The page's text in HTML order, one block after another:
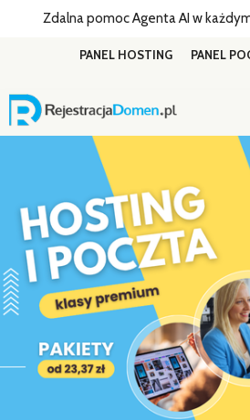
Zdalna pomoc Agenta AI w
PANEL
PANEL HOSTING